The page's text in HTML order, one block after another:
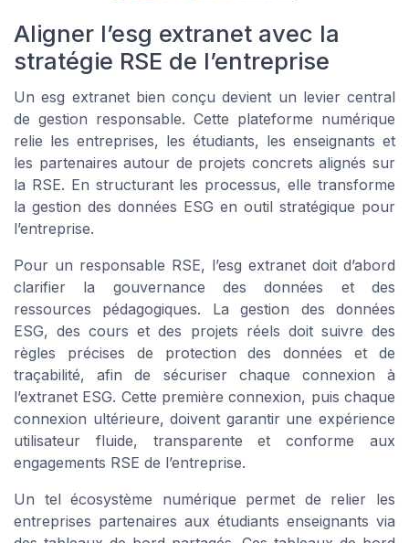
Aligner l’esg extranet avec la
stratégie RSE de l’entreprise
Un esg extranet bien conçu devient un levier central
de gestion responsable. Cette plateforme numérique
relie les entreprises, les étudiants, les enseignants et
les partenaires autour de projets concrets alignés sur
la RSE. En structurant les processus, elle transforme
la gestion des données ESG en outil stratégique pour
l’entreprise.
Pour un responsable RSE, l’esg extranet doit d’abord
clarifier la gouvernance des données et des
ressources pédagogiques. La gestion des données
ESG, des cours et des projets réels doit suivre des
règles précises de protection des données et de
traçabilité, afin de sécuriser chaque connexion à
l’extranet ESG. Cette première connexion, puis chaque
connexion ultérieure, doivent garantir une expérience
utilisateur fluide, transparente et conforme aux
engagements RSE de l’entreprise.
Un tel écosystème numérique permet de relier les
entreprises partenaires aux étudiants enseignants via